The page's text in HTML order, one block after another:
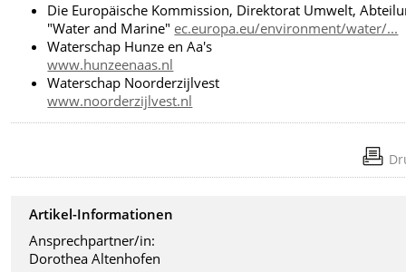
Die Europäische Kommission, Direktorat Umwelt,
"Water and Marine" ec.europa.eu/environment/water/...
Waterschap Hunze en Aa's
www.hunzeenaas.nl
Waterschap Noorderzijlvest
www.noorderzijlvest.nl
Artikel-Informationen
Ansprechpartner/in:
Dorothea Altenhofen